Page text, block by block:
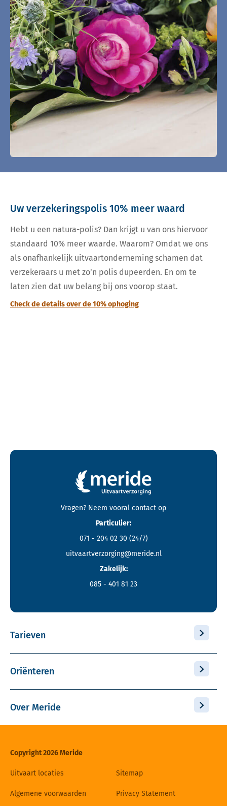
Uw verzekeringspolis 10% meer waard
Hebt u een natura-polis? Dan krijgt u van ons hiervoor
standaard 10% meer waarde. Waarom? Omdat we ons
als onafhankelijk uitvaartonderneming schamen dat
verzekeraars u met zo’n polis dupeerden. En om te
laten zien dat uw belang bij ons voorop staat.
Check de details over de 10% ophoging
Contactgegevens en footer menu van Meride
Vragen? Neem vooral contact op
Particulier:
071 - 204 02 30 (24/7)
uitvaartverzorging@meride.nl
Zakelijk:
085 - 401 81 23
Tarieven
Oriënteren
Over Meride
Copyright 2026 Meride
Uitvaart locaties Sitemap
Algemene voorwaarden Privacy Statement